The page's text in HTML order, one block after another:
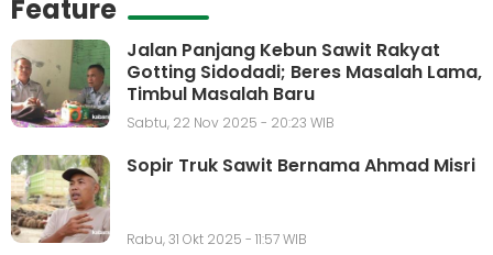
Feature
Jalan Panjang Kebun Sawit Rakyat
Gotting Sidodadi; Beres Masalah Lama,
Timbul Masalah Baru
Sabtu, 22 Nov 2025 - 20:23 WIB
Sopir Truk Sawit Bernama Ahmad Misri
Rabu, 31 Okt 2025 - 11:57 WIB